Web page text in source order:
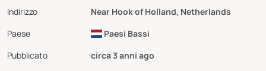
Indirizzo
Near Hook of Holland, Netherlands
Paese
Paesi Bassi
Pubblicato
circa 3 anni ago